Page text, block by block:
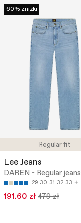
Regular fit
60% zniżki
Lee Jeans
DAREN - Regular jeans
29 30 31 32 33
191.60 zł 479 zł